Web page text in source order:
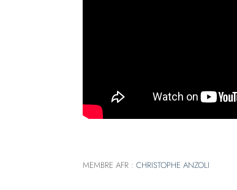
MEMBRE AFR : CHRISTOPHE ANZOLI